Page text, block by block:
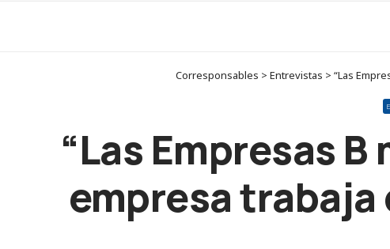
Corresponsables > Entrevistas > “Las
“Las Empresas
empresa